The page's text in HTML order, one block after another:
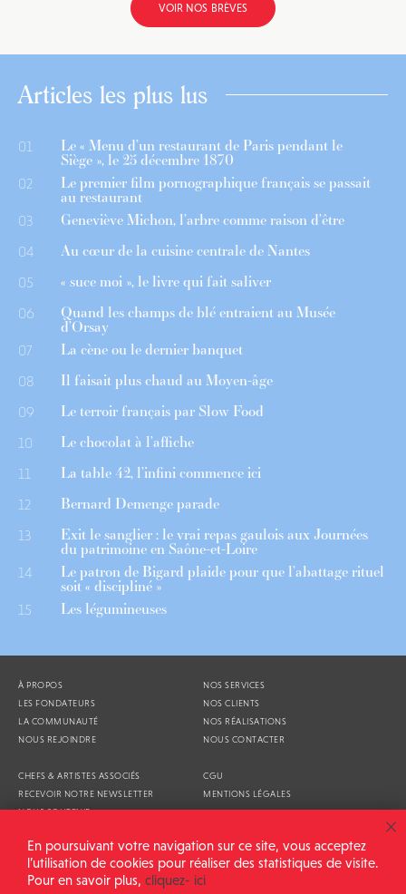
VOIR NOS BRÈVES
Articles les plus lus
01 Le « Menu d’un restaurant de Paris pendant le
Siège », le 25 décembre 1870
02 Le premier film pornographique français se passait
au restaurant
03 Geneviève Michon, l’arbre comme raison d’être
04 Au cœur de la cuisine centrale de Nantes
05 « suce moi », le livre qui fait saliver
06 Quand les champs de blé entraient au Musée
d’Orsay
07 La cène ou le dernier banquet
08 Il faisait plus chaud au Moyen-âge
09 Le terroir français par Slow Food
10 Le chocolat à l’affiche
11 La table 42, l’infini commence ici
12 Bernard Demenge parade
13 Exit le sanglier : le vrai repas gaulois aux Journées
du patrimoine en Saône-et-Loire
14 Le patron de Bigard plaide pour que l’abattage rituel
soit « discipliné »
15 Les légumineuses
À PROPOS
LES FONDATEURS
LA COMMUNAUTÉ
NOUS REJOINDRE
NOS SERVICES
NOS CLIENTS
NOS RÉALISATIONS
NOUS CONTACTER
CHEFS & ARTISTES ASSOCIÉS
RECEVOIR NOTRE NEWSLETTER
NOUS SOUTENIR
CGU
MENTIONS LÉGALES
ALIMENTATION GÉNÉRALE © 2026
En poursuivant votre navigation sur ce site, vous acceptez
l’utilisation de cookies pour réaliser des statistiques de visite.
Pour en savoir plus, cliquez- ici